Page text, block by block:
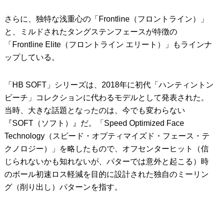
さらに、独特な浅重心の「Frontline（フロントライン）」
と、ミルドされたタングステンフェースが特徴の
「Frontline Elite（フロントライン エリート）」もラインナ
ップしている。
「HB SOFT」シリーズは、2018年に初代「ハンティントン
ビーチ」コレクションに代わるモデルとして発表された。
当時、大きな話題となったのは、今でも変わらない
『SOFT（ソフト）』だ。「Speed Optimized Face
Technology（スピード・オプティマイズド・フェース・テ
クノロジー）」を略したもので、オフセンターヒット（信
じられないかも知れないが、パターでは意外と起こる）時
のボール初速ロス軽減を目的に設計された独自のミーリン
グ（削り出し）パターンを指す。